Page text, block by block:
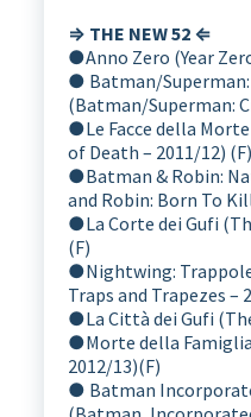
⇒ THE NEW 52 ⇐
●Anno Zero (Year
● Batman/
(Batman/Superman:
●Le Facce della
of Death – 2011/12) (F)
●Batman & Robin:
and Robin: Born To
●La Corte dei Gufi
(F)
●Nightwing:
Traps and Trapezes –
●La Città dei Gufi
●Morte della
2012/13)(F)
● Batman